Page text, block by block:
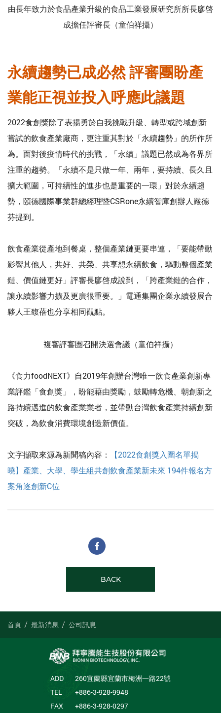
由長年致力於食品產業升級的食品工業發展研究所所長廖啓
成擔任評審長（童伯祥攝）
永續趨勢已成必然 評審團盼產
業能正視並投入呼應此議題
2022食創獎除了表揚勇於自我挑戰升級、轉型或跨域創新
嘗試的飲食產業廠商，更注重其對於「永續趨勢」的所作所
為。面對後疫情時代的挑戰，「永續」議題已然成為各界所
注重的趨勢。「永續不是只做一年、兩年，要持續、長久且
擴大範圍，可持續性的進步也是重要的一環」對於永續趨
勢，頤德國際事業群總經理暨CSRone永續智庫創辦人嚴德
芬提到。
飲食產業從產地到餐桌，整個產業鏈更要串連，「要能帶動
影響其他人，共好、共榮、共享想永續飲食，驅動整個產業
鏈、價值鏈更好」評審長廖啓成說到，「跨產業鏈的合作，
讓永續影響力擴及更廣很重要。」電通集團企業永續發展合
夥人王馥蓓也分享相同觀點。
複審評審團召開決選會議（童伯祥攝）
《食力foodNEXT》自2019年創辦台灣唯一飲食產業創新專
業評鑑「食創獎」，盼能藉由獎勵，鼓勵轉危機、朝創新之
路持續邁進的飲食產業業者，並帶動台灣飲食產業持續創新
突破，為飲食消費環境創造新價值。
文字擷取來源為新聞稿內容：
【2022食創獎入圍名單揭
曉】產業、大學、學生組共創飲食產業新未來 194件報名方
案角逐創新C位
BACK
首頁 最新消息 公司訊息
ADD
260宜蘭縣宜蘭市梅洲一路22號
TEL
+886-3-928-9948
FAX
+886-3-928-0297